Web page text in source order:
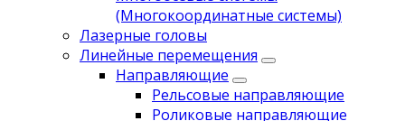
(Многокоординатные системы)
Лазерные головы
Линейные перемещения
Направляющие
Рельсовые направляющие
Роликовые направляющие